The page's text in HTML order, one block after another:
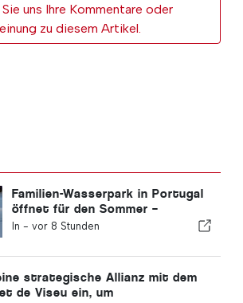
uns Ihre Kommentare oder
zu diesem Artikel.
Familien-Wasserpark in Portugal
öffnet für den Sommer –
Eintrittskarten für 2 €
In - vor 8 Stunden
strategische Allianz mit dem
de Viseu ein, um